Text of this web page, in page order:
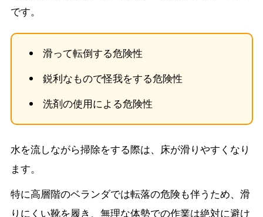
です。
滑って転倒する危険性
鋭利なもので怪我をする危険性
洗剤の使用による危険性
水を流しながら掃除をする際は、床が滑りやすくなり
ます。
特に高層階のベランダでは転落の危険も伴うため、滑
りにくい靴を履き、無理な体勢での作業は絶対に避け